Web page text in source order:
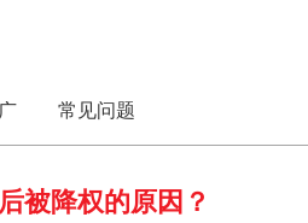
常见问题
被降权的原因？